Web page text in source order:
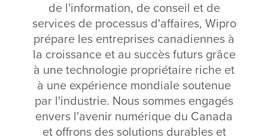
de l'information, de conseil et de
services de processus d'affaires, Wipro
prépare les entreprises canadiennes à
la croissance et au succès futurs grâce
à une technologie propriétaire riche et
à une expérience mondiale soutenue
par l'industrie. Nous sommes engagés
envers l'avenir numérique du Canada
et offrons des solutions durables et